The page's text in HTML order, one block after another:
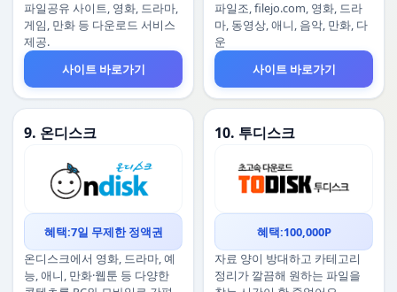
파일공유 사이트, 영화, 드라마,
게임, 만화 등 다운로드 서비스
제공.
사이트 바로가기
파일조, filejo.com, 영화, 드라
마, 동영상, 애니, 음악, 만화, 다
운
사이트 바로가기
9. 온디스크
혜택:7일 무제한 정액권
온디스크에서 영화, 드라마, 예
능, 애니, 만화·웹툰 등 다양한
10. 투디스크
혜택:100,000P
자료 양이 방대하고 카테고리
정리가 깔끔해 원하는 파일을